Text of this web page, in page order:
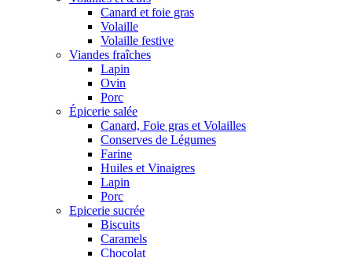
Canard et foie gras
Volaille
Volaille festive
Viandes fraîches
Lapin
Ovin
Porc
Épicerie salée
Canard, Foie gras et Volailles
Conserves de Légumes
Farine
Huiles et Vinaigres
Lapin
Porc
Epicerie sucrée
Biscuits
Caramels
Chocolat